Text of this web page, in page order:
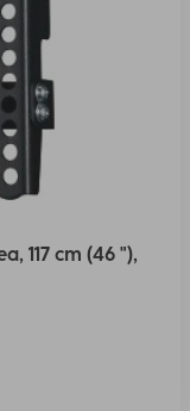
117 cm (46 "),